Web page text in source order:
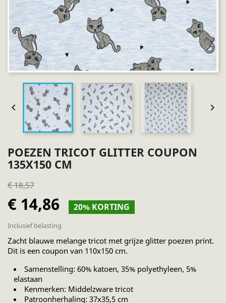
 
POEZEN TRICOT GLITTER COUPON
135X150 CM
€ 18,57
€ 14,86 20% KORTING
Inclusief belasting
Zacht blauwe melange tricot met grijze glitter poezen print.
Dit is een coupon van 110x150 cm.
Samenstelling: 60% katoen, 35% polyethyleen, 5%
elastaan
Kenmerken: Middelzware tricot
Patroonherhaling: 37x35,5 cm